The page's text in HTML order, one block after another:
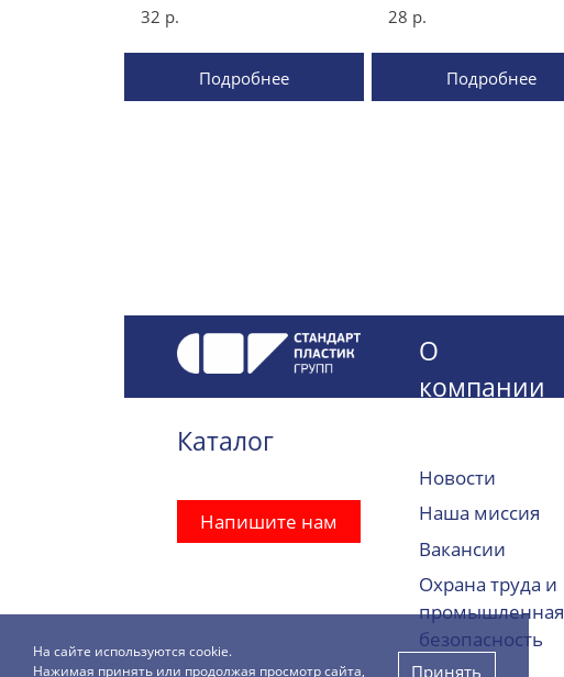
32 р.
Подробнее
28 р.
Подробнее
Каталог
Напишите нам
О
компании
Новости
Наша миссия
Вакансии
Охрана труда и
промышленная
безопасность
На сайте используются cookie.
Нажимая принять или продолжая просмотр сайта,
Принять